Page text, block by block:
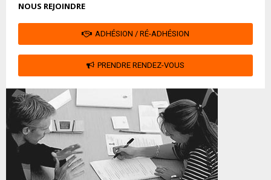
NOUS REJOINDRE
ADHÉSION / RÉ-ADHÉSION
PRENDRE RENDEZ-VOUS